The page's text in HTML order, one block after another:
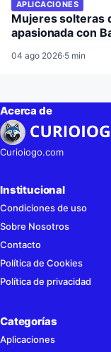
APLICACIONES
Mujeres solteras
apasionada con
04 ago 2026·5 min
Acerca de
Curioiogo.com
Institucional
Condiciones de uso
Sobre Nosotros
Contacto
Política de Cookies
Política de privacidad
Categorías
Aplicaciones